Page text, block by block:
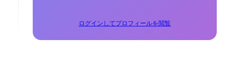
ログインしてプロフィールを閲覧